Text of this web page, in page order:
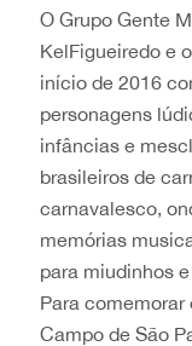
O Grupo Gente
KelFigueiredo e
início de 2016
personagens
infâncias e
brasileiros de
carnavalesco,
memórias
para miudinhos
Para comemorar
Campo de São